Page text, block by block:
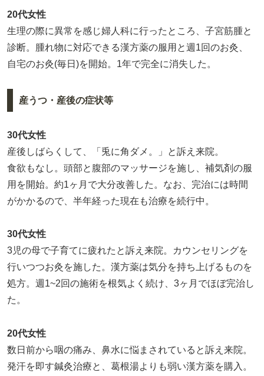
20代女性
生理の際に異常を感じ婦人科に行ったところ、子宮筋腫と
診断。腫れ物に対応できる漢方薬の服用と週1回のお灸、
自宅のお灸(毎日)を開始。1年で完全に消失した。
産うつ・産後の症状等
30代女性
産後しばらくして、「兎に角ダメ。」と訴え来院。
食欲もなし。頭部と腹部のマッサージを施し、補気剤の服
用を開始。約1ヶ月で大分改善した。なお、完治には時間
がかかるので、半年経った現在も治療を続行中。
30代女性
3児の母で子育てに疲れたと訴え来院。カウンセリングを
行いつつお灸を施した。漢方薬は気分を持ち上げるものを
処方。週1~2回の施術を根気よく続け、3ヶ月でほぼ完治し
た。
20代女性
数日前から咽の痛み、鼻水に悩まされていると訴え来院。
発汗を即す鍼灸治療と、葛根湯よりも弱い漢方薬を購入。